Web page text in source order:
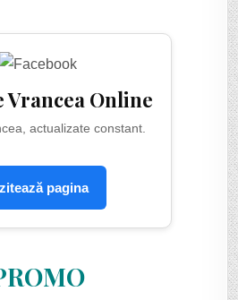
Vrancea Online
actualizate constant.
pagina